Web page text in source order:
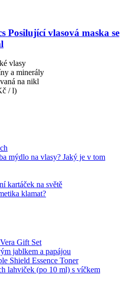
Posilující vlasová maska se
vlasy
a minerály
na nikl
/ l)
mýdlo na vlasy? Jaký je v tom
kartáček na světě
klamat?
Gift Set
jablkem a papájou
Shield Essence Toner
lahviček (po 10 ml) s víčkem